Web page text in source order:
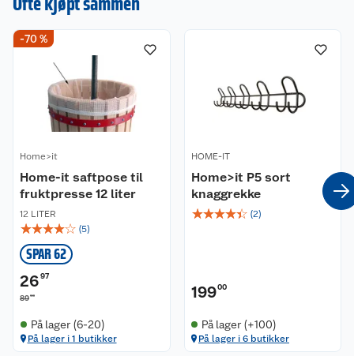
Inkluderer skruer og plugger til montering
-70 %
Home>it
Home-it saftpose til
fruktpresse 12 liter
12 LITER
☆☆☆☆☆ (5)
SPAR 62
2697
8990
På lager (6-20)
På lager i 1 butikker
HOME-IT
Home>it P5 sort
knaggrekke
☆☆☆☆☆ (2)
19900
På lager (+100)
På lager i 6 butikker